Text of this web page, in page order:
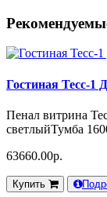
Гостиная Тесс-1
Пенал витрина
светлыйТумба
63660.00р.
Купить